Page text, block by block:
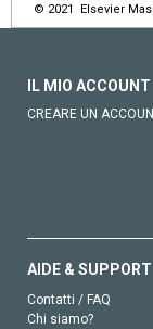
© 2021 Elsevier
IL MIO ACCOUNT
CREARE UN
AIDE & SUPPORT
Contatti / FAQ
Chi siamo?